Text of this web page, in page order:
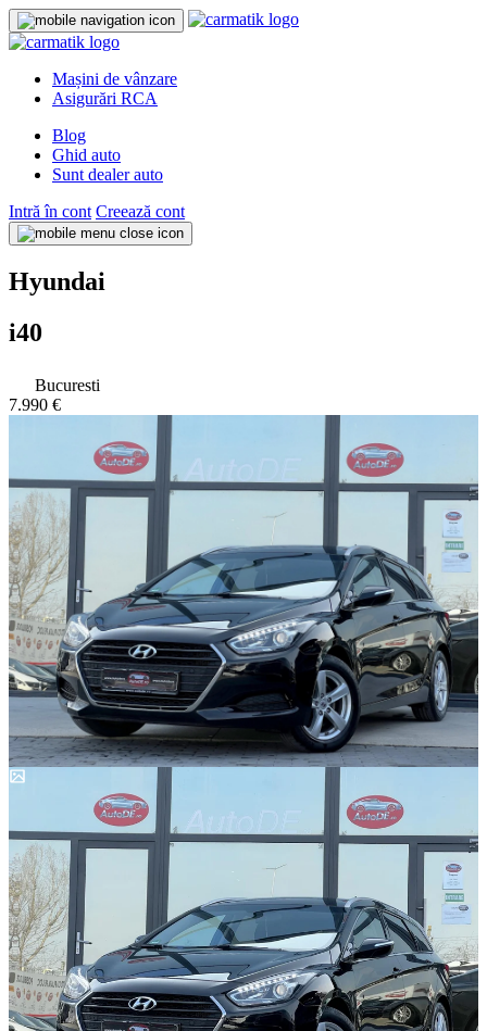
Mașini de vânzare
Asigurări RCA
Blog
Ghid auto
Sunt dealer auto
Intră în cont Creează cont
Hyundai
i40
Bucuresti
7.990 €